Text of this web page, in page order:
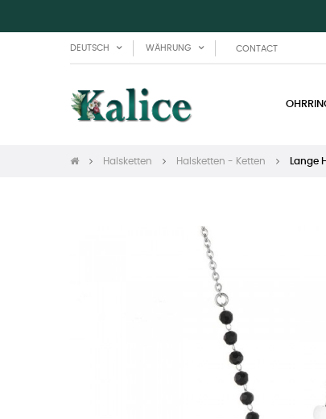
DEUTSCH WÄHRUNG CONTACT
Halsketten Halsketten - Ketten Lange